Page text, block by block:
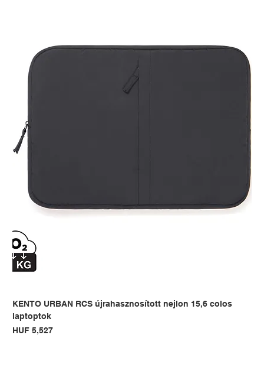
KENTO URBAN RCS újrahasznosított nejlon 15,6 colos
laptoptok
Price
HUF 5,527